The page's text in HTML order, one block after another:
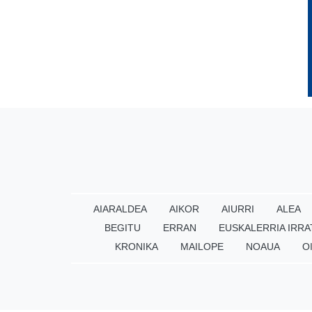
AIARALDEA AIKOR AIURRI ALEA
BEGITU
ERRAN EUSKALERRIA
KRONIKA
MAILOPE NOAUA